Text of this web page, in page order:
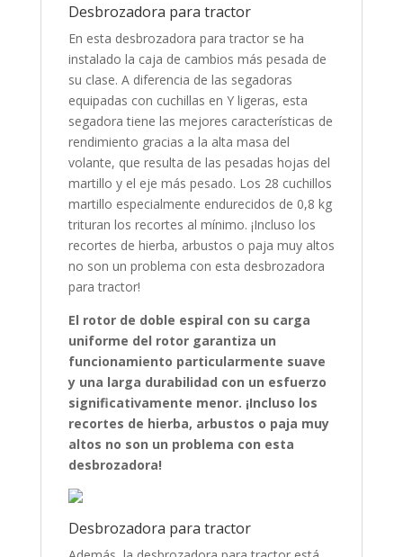
Desbrozadora para tractor
En esta desbrozadora para tractor se ha
instalado la caja de cambios más pesada de
su clase. A diferencia de las segadoras
equipadas con cuchillas en Y ligeras, esta
segadora tiene las mejores características de
rendimiento gracias a la alta masa del
volante, que resulta de las pesadas hojas del
martillo y el eje más pesado. Los 28 cuchillos
martillo especialmente endurecidos de 0,8 kg
trituran los recortes al mínimo. ¡Incluso los
recortes de hierba, arbustos o paja muy altos
no son un problema con esta desbrozadora
para tractor!
El rotor de doble espiral con su carga
uniforme del rotor garantiza un
funcionamiento particularmente suave
y una larga durabilidad con un esfuerzo
significativamente menor. ¡Incluso los
recortes de hierba, arbustos o paja muy
altos no son un problema con esta
desbrozadora!
Desbrozadora para tractor